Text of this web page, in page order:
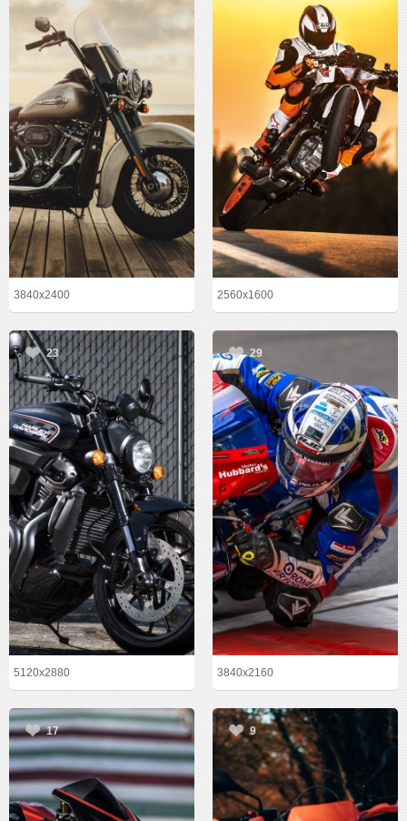
3840x2400 2560x1600
23
5120x2880
29
3840x2160
17 9